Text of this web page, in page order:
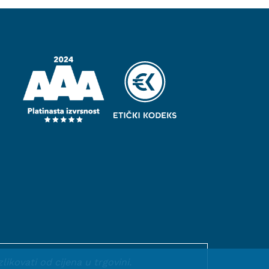
od cijena u trgovini.